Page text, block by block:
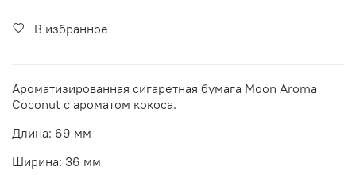
В избранное
Ароматизированная сигаретная бумага Moon Aroma
Coconut с ароматом кокоса.
Длина: 69 мм
Ширина: 36 мм